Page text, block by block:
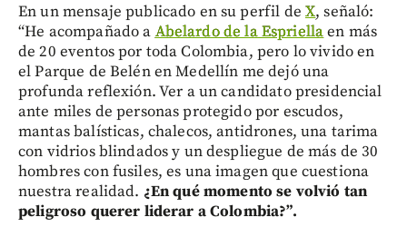
En un mensaje publicado en su perfil de X, señaló:
“He acompañado a Abelardo de la Espriellaen más
de 20 eventos por toda Colombia, pero lo vivido en
el Parque de Belén en Medellín me dejó una
profunda reflexión. Ver a un candidato presidencial
ante miles de personas protegido por escudos,
mantas balísticas, chalecos, antidrones, una tarima
con vidrios blindados y un despliegue de más de 30
hombres con fusiles, es una imagen que cuestiona
nuestra realidad. ¿En qué momento se volvió tan
peligroso querer liderar a Colombia?”.